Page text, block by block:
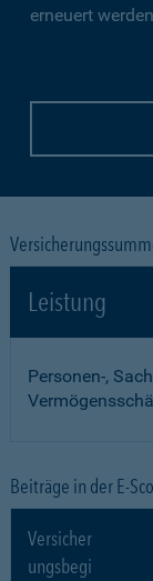
erneuert
Leistung
Personen-,
Beiträge in der E-
Versicher
ungsbegi